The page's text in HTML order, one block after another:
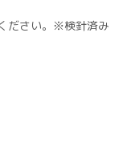
ださい。※検針済み